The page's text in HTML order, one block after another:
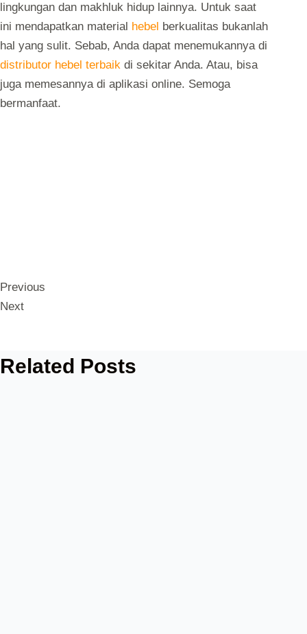
lingkungan dan makhluk hidup lainnya. Untuk saat
ini mendapatkan material hebel berkualitas bukanlah
hal yang sulit. Sebab, Anda dapat menemukannya di
distributor hebel terbaik di sekitar Anda. Atau, bisa
juga memesannya di aplikasi online. Semoga
bermanfaat.
Previous
Next
Related Posts